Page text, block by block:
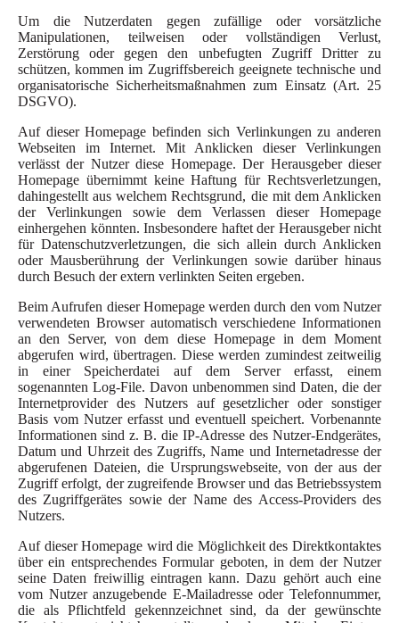
Um die Nutzerdaten gegen zufällige oder vorsätzliche
Manipulationen, teilweisen oder vollständigen Verlust,
Zerstörung oder gegen den unbefugten Zugriff Dritter zu
schützen, kommen im Zugriffsbereich geeignete technische und
organisatorische Sicherheitsmaßnahmen zum Einsatz (Art. 25
DSGVO).
Auf dieser Homepage befinden sich Verlinkungen zu anderen
Webseiten im Internet. Mit Anklicken dieser Verlinkungen
verlässt der Nutzer diese Homepage. Der Herausgeber dieser
Homepage übernimmt keine Haftung für Rechtsverletzungen,
dahingestellt aus welchem Rechtsgrund, die mit dem Anklicken
der Verlinkungen sowie dem Verlassen dieser Homepage
einhergehen könnten. Insbesondere haftet der Herausgeber nicht
für Datenschutzverletzungen, die sich allein durch Anklicken
oder Mausberührung der Verlinkungen sowie darüber hinaus
durch Besuch der extern verlinkten Seiten ergeben.
Beim Aufrufen dieser Homepage werden durch den vom Nutzer
verwendeten Browser automatisch verschiedene Informationen
an den Server, von dem diese Homepage in dem Moment
abgerufen wird, übertragen. Diese werden zumindest zeitweilig
in einer Speicherdatei auf dem Server erfasst, einem
sogenannten Log-File. Davon unbenommen sind Daten, die der
Internetprovider des Nutzers auf gesetzlicher oder sonstiger
Basis vom Nutzer erfasst und eventuell speichert. Vorbenannte
Informationen sind z. B. die IP-Adresse des Nutzer-Endgerätes,
Datum und Uhrzeit des Zugriffs, Name und Internetadresse der
abgerufenen Dateien, die Ursprungswebseite, von der aus der
Zugriff erfolgt, der zugreifende Browser und das Betriebssystem
des Zugriffgerätes sowie der Name des Access-Providers des
Nutzers.
Auf dieser Homepage wird die Möglichkeit des Direktkontaktes
über ein entsprechendes Formular geboten, in dem der Nutzer
seine Daten freiwillig eintragen kann. Dazu gehört auch eine
vom Nutzer anzugebende E-Mailadresse oder Telefonnummer,
die als Pflichtfeld gekennzeichnet sind, da der gewünschte